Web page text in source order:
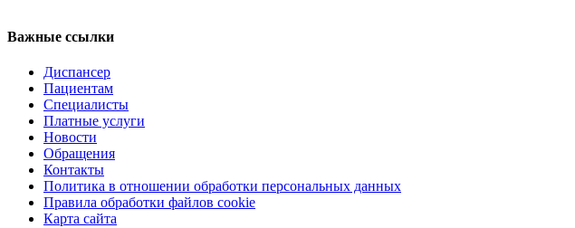
Важные ссылки
Диспансер
Пациентам
Специалисты
Платные услуги
Новости
Обращения
Контакты
Политика в отношении обработки персональных данных
Правила обработки файлов cookie
Карта сайта